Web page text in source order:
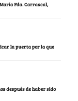
Fda. Carrascal,
la puerta por la que
después de haber sido